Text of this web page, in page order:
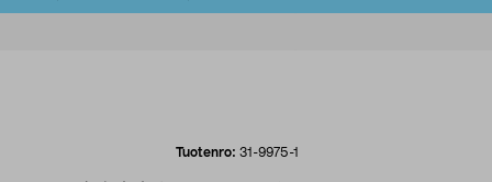
Tuotenro: 31-9975-1